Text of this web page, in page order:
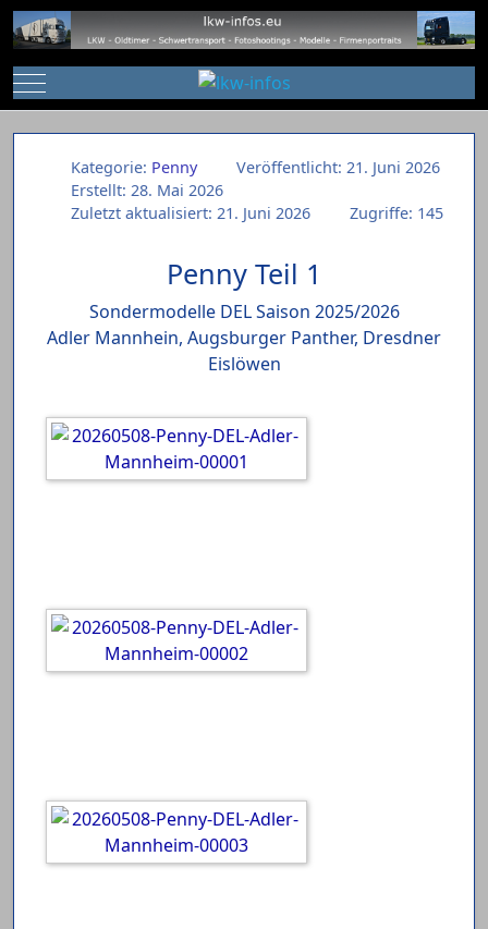
Mobile Menu Toggle
Kategorie: Penny
Veröffentlicht: 21. Juni 2026
Erstellt: 28. Mai 2026
Zuletzt aktualisiert: 21. Juni 2026
Zugriffe: 145
Penny Teil 1
Sondermodelle DEL Saison 2025/2026
Adler Mannhein, Augsburger Panther, Dresdner
Eislöwen